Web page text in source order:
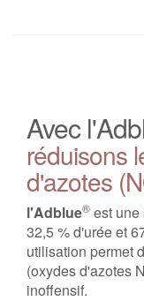
Avec
réduisons
d'azotes
l'Adblue® est
32,5 % d'urée et
utilisation permet
(oxydes d'azotes
inoffensif.